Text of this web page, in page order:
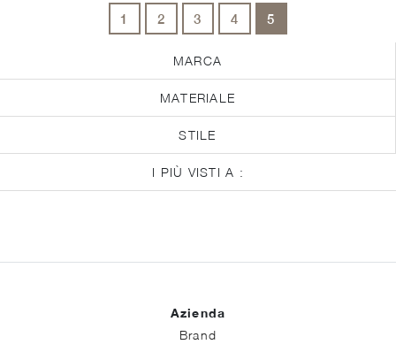
MARCA
MATERIALE
STILE
I PIÙ VISTI A :
1 2 3 4 5
Azienda
Brand